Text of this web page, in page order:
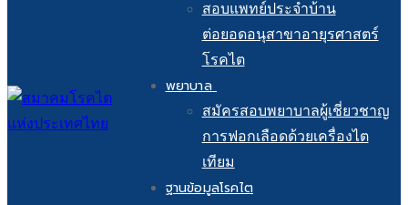
สอบแพทย์ประจำบ้าน
ต่อยอดอนุสาขาอายุรศาสตร์
โรคไต
พยาบาล
สมัครสอบพยาบาลผู้เชี่ยวชาญ
การฟอกเลือดด้วยเครื่องไต
เทียม
ฐานข้อมูลโรคไต